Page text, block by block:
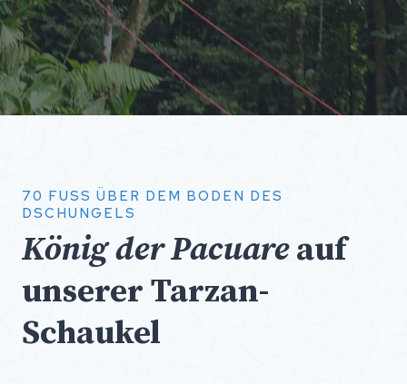
70 FUSS ÜBER DEM BODEN DES D
SCHUNGELS
König der Pacuareauf
unserer Tarzan-
Schaukel